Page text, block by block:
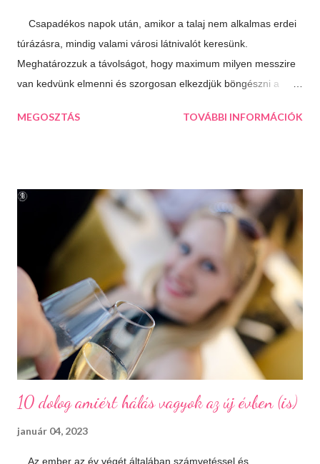
Csapadékos napok után, amikor a talaj nem alkalmas erdei
túrázásra, mindig valami városi látnivalót keresünk.
Meghatározzuk a távolságot, hogy maximum milyen messzire
van kedvünk elmenni és szorgosan elkezdjük böngészni a
települést. Így esett a választásunk következő úticélként
lakott, bővelkedik régészeti feltárásokban és kincsekben,
melyeket a város a mai napig lelkiismeretesen ápol és büszkén
meg is mutat a világnak. A százhalom előtag a település
határában húzódó halomsírokra utal, melyeket ma is meg lehet
tekinteni a régészeti parkban. De még mielőtt ide eljutnánk,
érdemes megállni a gyönyörűen felújított főtéren, ahol a
Makovecz Imre által tervezett Szent István Templom magas...
MEGOSZTÁS TOVÁBBI INFORMÁCIÓK
10 dolog amiért hálás vagyok az új évben (is)
január 04, 2023
Az ember az év végét általában számvetéssel és